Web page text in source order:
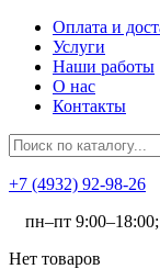
Оплата и
Услуги
Наши работы
О нас
Контакты
+7 (4932) 92-98-26
пн–пт
Нет товаров